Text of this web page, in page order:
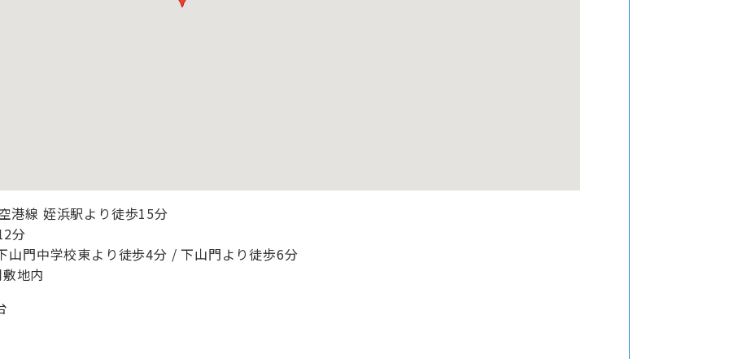
港線 姪浜駅より徒歩15分
分
山門中学校東より徒歩4分 / 下山門より徒歩6分
地内